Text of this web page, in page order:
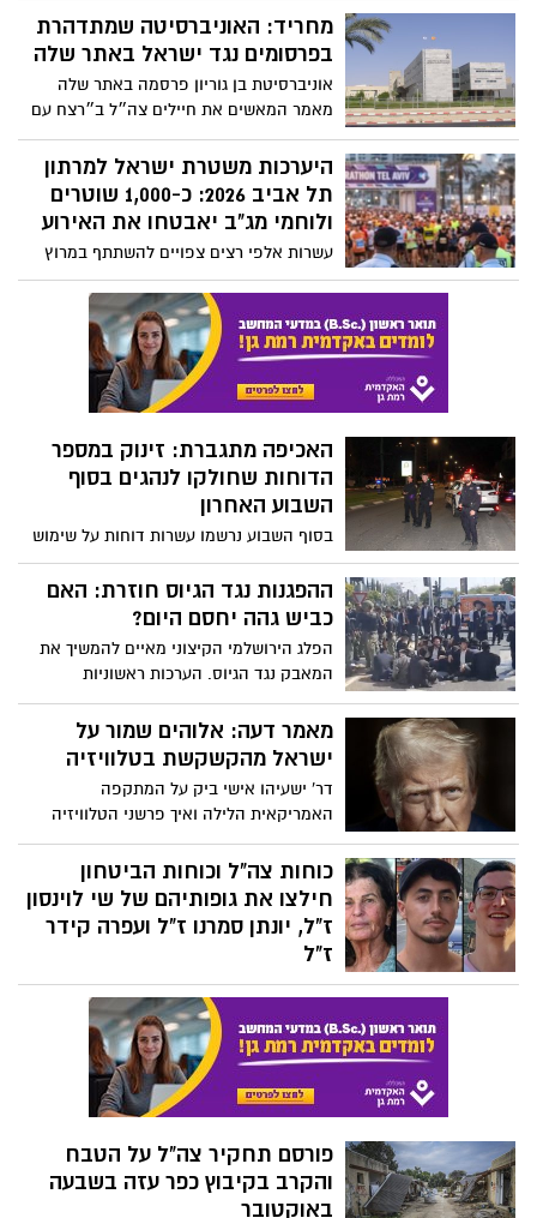
להחלפת הממשלה ואחת הדמויות הבולטות
והמשפיעות ביותר בגל המחאות האזרחיות
בישראל בשנים האחרונות, הודיעה לאחרונה
רשמית על הצטרפותה למפלגת "הדמוקרטים"
הקרובים
מחריד: האוניברסיטה שמתדהרת
בפרסומים נגד ישראל באתר שלה
אוניברסיטת בן גוריון פרסמה באתר שלה
מאמר המאשים את חיילים צה״ל ב״רצח עם
בעזה״ וטוענת שמדובר בתקלה טכנית
היערכות משטרת ישראל למרתון
תל אביב 2026: כ-1,000 שוטרים
ולוחמי מג"ב יאבטחו את האירוע
עשרות אלפי רצים צפויים להשתתף במרוץ
שיתקיים ביום שישי, 27.2.2026
האכיפה מתגברת: זינוק במספר
הדוחות שחולקו לנהגים בסוף
השבוע האחרון
בסוף השבוע נרשמו עשרות דוחות על שימוש
בטלפון בזמן נהיגה, עבירות כלפי הולכי רגל
ורוכבי כלים חשמליים בערי מרחב דן
ההפגנות נגד הגיוס חוזרת: האם
כביש גהה יחסם היום?
הפלג הירושלמי הקיצוני מאיים להמשיך את
המאבק נגד הגיוס. הערכות ראשוניות
להפגנות היום בשעות אחה״צ
מאמר דעה: אלוהים שמור על
ישראל מהקשקשת בטלוויזיה
דר' ישעיהו אישי ביק על המתקפה
האמריקאית הלילה ואיך פרשני הטלוויזיה
בוחרים לתווך לנו את המציאות
כוחות צה"ל וכוחות הביטחון
חילצו את גופותיהם של שי לוינסון
ז"ל, יונתן סמרנו ז"ל ועפרה קידר
ז"ל
במבצע מיוחד של השב״כ וצה״ל, חולצו אמש
(ש׳) גופותיהם של החטופים עפרה קידר ז״ל,
יונתן סמרנו ז״ל וסמל-ראשון שי לוינסון ז״ל,
מתוך רצועת עזה. השלושה נרצחו ונחטפו על
ידי מחבלי חמאס במהלך מתקפת הטרור
הרצחנית ב־7 באוקטובר. במסגרת מבצע
הצליחו לאתר ולהשיב את גופותיהם לישראל
— לקבורה ראויה באדמת הארץ.
פורסם תחקיר צה"ל על הטבח
והקרב בקיבוץ כפר עזה בשבעה
באוקטובר